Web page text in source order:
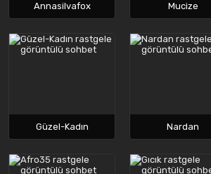
Annasilvafox Mucize
Güzel-Kadın Nardan